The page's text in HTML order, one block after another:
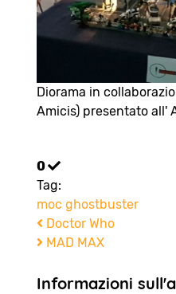
Diorama in
Amicis) presentato all'
0
Tag:
moc ghostbuster
Doctor Who
MAD MAX
Informazioni